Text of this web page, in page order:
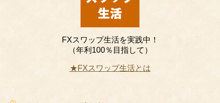
FXスワップ生活を実践中！
（年利100％目指して）
★FXスワップ生活とは